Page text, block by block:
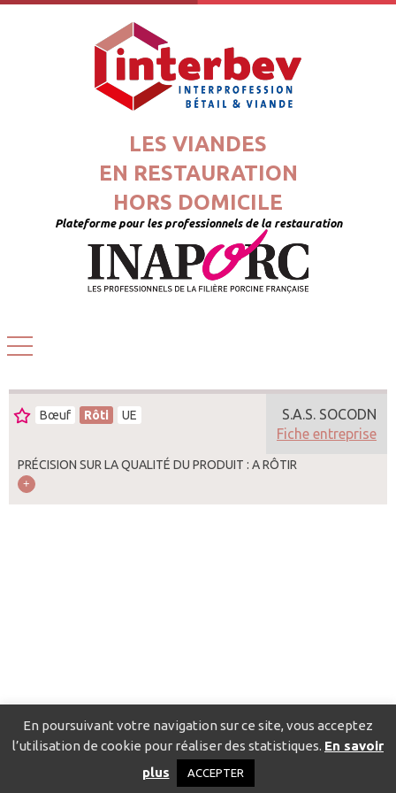
LES VIANDES
EN RESTAURATION
HORS DOMICILE
Plateforme pour les professionnels de la restauration
Bœuf Rôti UE
PRÉCISION SUR LA QUALITÉ DU PRODUIT : A RÔTIR
S.A.S. SOCODN
Fiche entreprise
Catalogue pour localiser les fournisseurs
Politique de confidentialité
En poursuivant votre navigation sur ce site, vous acceptez
l’utilisation de cookie pour réaliser des statistiques. En savoir
plus
ACCEPTER